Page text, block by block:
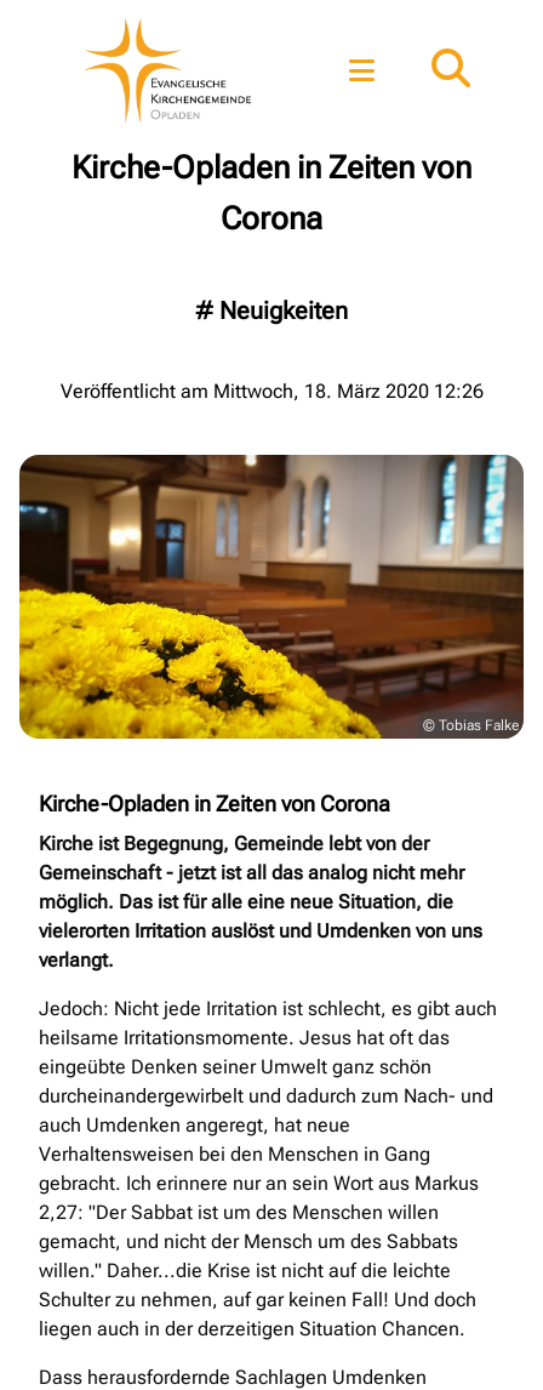
Kirche-Opladen in Zeiten von
Corona
# Neuigkeiten
Veröffentlicht am Mittwoch, 18. März 2020 12:26
© Tobias Falke
Kirche-Opladen in Zeiten von Corona
Kirche ist Begegnung, Gemeinde lebt von der
Gemeinschaft - jetzt ist all das analog nicht mehr
möglich. Das ist für alle eine neue Situation, die
vielerorten Irritation auslöst und Umdenken von uns
verlangt.
Jedoch: Nicht jede Irritation ist schlecht, es gibt auch
heilsame Irritationsmomente. Jesus hat oft das
eingeübte Denken seiner Umwelt ganz schön
durcheinandergewirbelt und dadurch zum Nach- und
auch Umdenken angeregt, hat neue
Verhaltensweisen bei den Menschen in Gang
gebracht. Ich erinnere nur an sein Wort aus Markus
2,27: "Der Sabbat ist um des Menschen willen
gemacht, und nicht der Mensch um des Sabbats
willen." Daher...die Krise ist nicht auf die leichte
Schulter zu nehmen, auf gar keinen Fall! Und doch
liegen auch in der derzeitigen Situation Chancen.
Dass herausfordernde Sachlagen Umdenken